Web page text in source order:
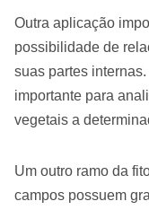
Outra aplicação
possibilidade de
suas partes
importante para
vegetais a
Um outro ramo da
campos possuem